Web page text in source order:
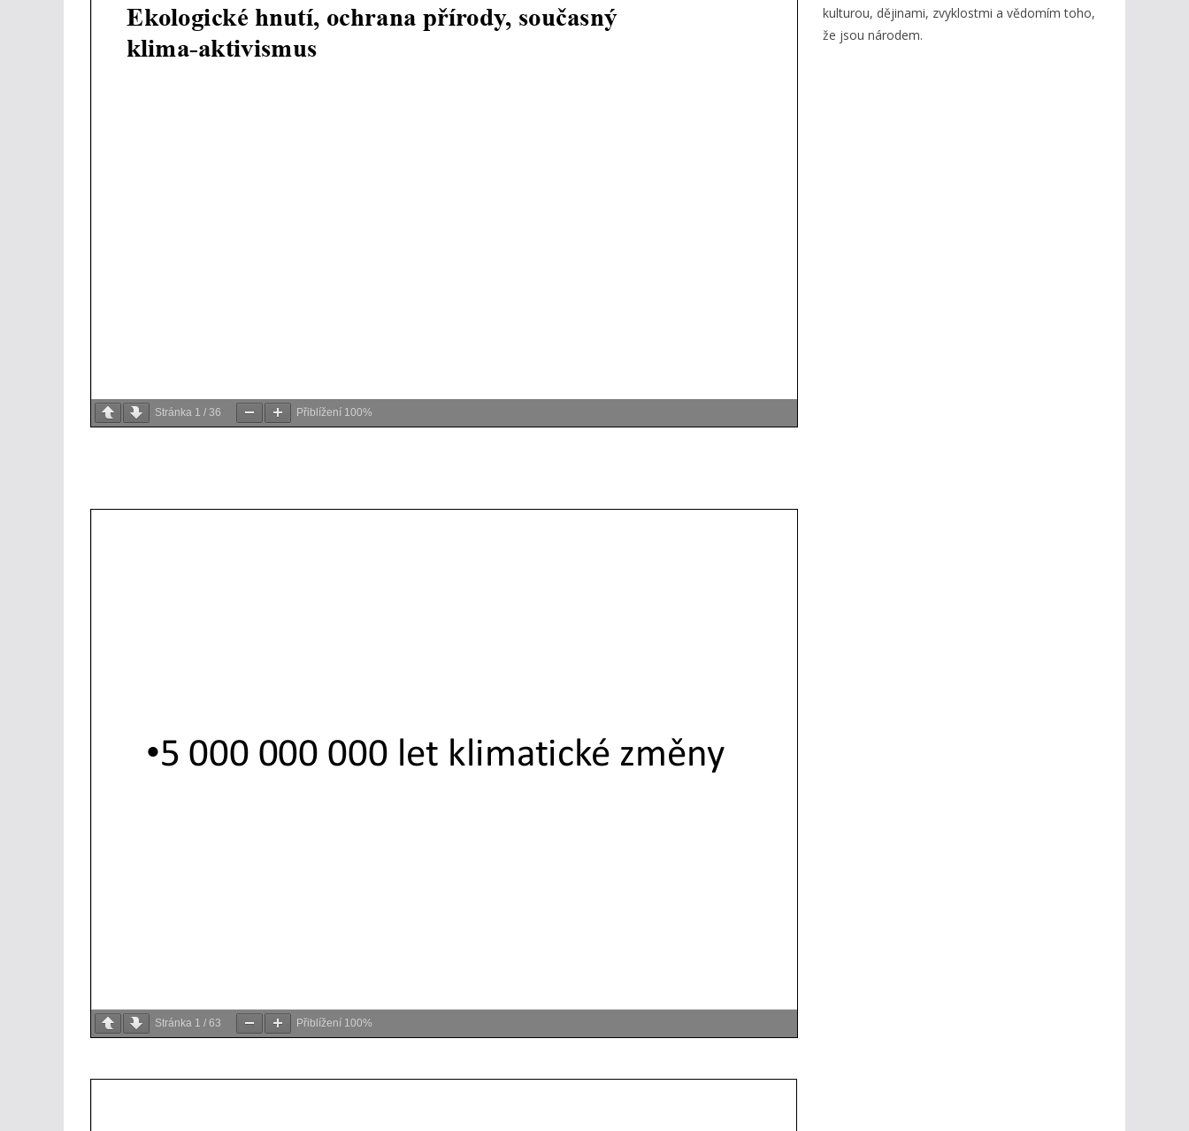
Stránka 1 / 36 Přiblížení 100%
Stránka 1 / 63 Přiblížení 100%
kulturou, dějinami, zvyklostmi a vědomím toho,
že jsou národem.